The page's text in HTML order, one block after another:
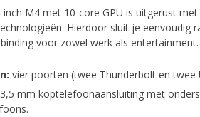
inch M4 met 10-core GPU is uitgerust
Hierdoor sluit je eenvoudig
voor zowel werk als entertainment.
vier poorten (twee Thunderbolt en twee
3,5 mm koptelefoonaansluiting met